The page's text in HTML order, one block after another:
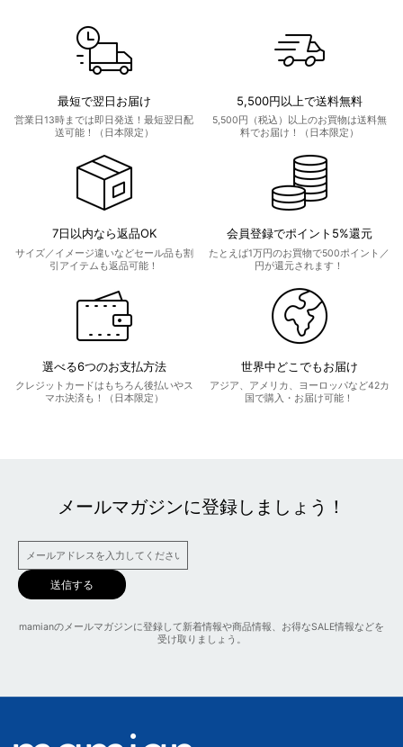
最短で翌日お届け
営業日13時までは即日発送！最短翌日配
送可能！（日本限定）
5,500円以上で送料無料
5,500円（税込）以上のお買物は送料無
料でお届け！（日本限定）
7日以内なら返品OK
サイズ／イメージ違いなどセール品も割
引アイテムも返品可能！
会員登録でポイント5%還元
たとえば1万円のお買物で500ポイント／
円が還元されます！
選べる6つのお支払方法
クレジットカードはもちろん後払いやス
マホ決済も！（日本限定）
世界中どこでもお届け
アジア、アメリカ、ヨーロッパなど42カ
国で購入・お届け可能！
メールマガジンに登録しましょう！
送信する
mamianのメールマガジンに登録して新着情報や商品情報、お得なSALE情報などを
受け取りましょう。